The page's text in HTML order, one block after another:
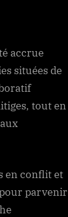
accrue
situées de
tout en
en conflit et
parvenir